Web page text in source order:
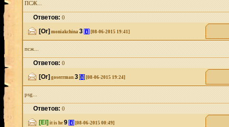
ПСЖ...
Ответов:0
[Or] moniakchina 3 [i] [08-06-2015 19:41]
псж...
Ответов:0
[Or] goserrman 3 [i] [08-06-2015 19:24]
psg...
Ответов:0
[El] it is he 9 [i] [08-06-2015 00:49]